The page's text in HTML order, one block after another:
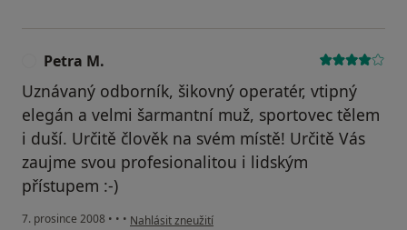
Petra M.
Uznávaný odborník, šikovný operatér, vtipný
elegán a velmi šarmantní muž, sportovec tělem
i duší. Určitě člověk na svém místě! Určitě Vás
zaujme svou profesionalitou i lidským
přístupem :-)
7. prosince 2008 • • • podle názoru uživatele Petra M.
Nahlásit zneužití